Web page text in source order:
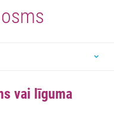
vai līguma